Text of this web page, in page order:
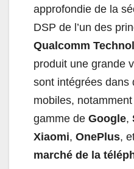
approfondie de la
DSP de l’un des
Qualcomm
produit une grande
sont intégrées dans
mobiles,
gamme de Google,
Xiaomi, OnePlus,
marché de la